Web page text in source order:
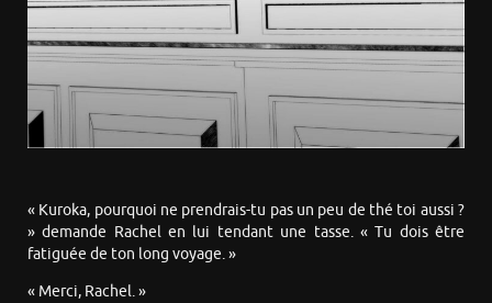
« Kuroka, pourquoi ne prendrais-tu pas un peu de thé toi aussi ?
» demande Rachel en lui tendant une tasse. « Tu dois être
fatiguée de ton long voyage. »
« Merci, Rachel. »